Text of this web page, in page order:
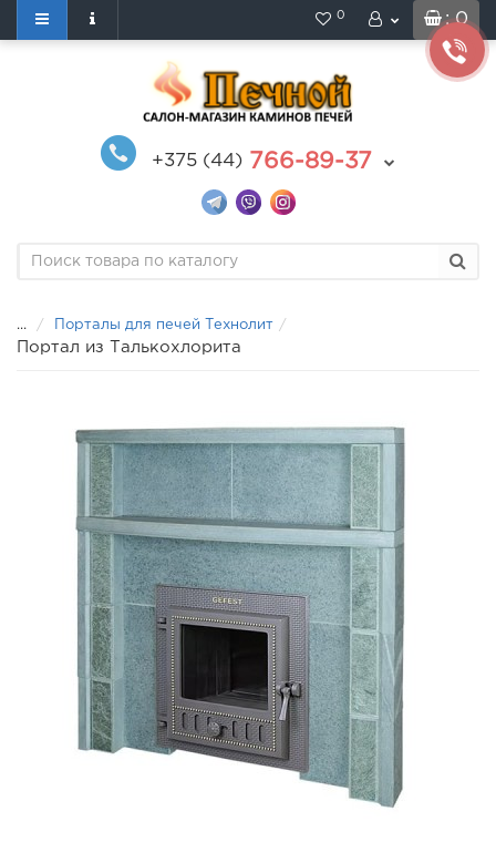
: 0
0
+375 (44) 766-89-37
... Порталы для печей Технолит
Портал из Талькохлорита